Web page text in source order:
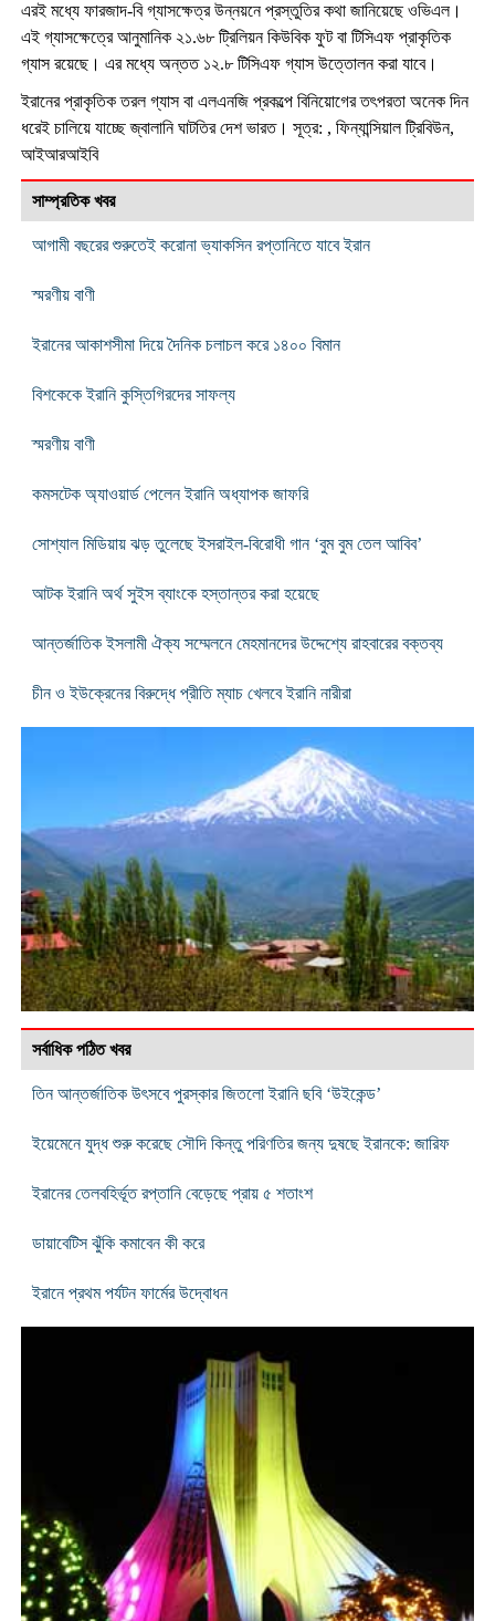
এরই মধ্যে ফারজাদ-বি গ্যাসক্ষেত্র উন্নয়নে প্রস্তুতির কথা জানিয়েছে ওভিএল।
এই গ্যাসক্ষেত্রে আনুমানিক ২১.৬৮ ট্রিলিয়ন কিউবিক ফুট বা টিসিএফ প্রাকৃতিক
গ্যাস রয়েছে। এর মধ্যে অন্তত ১২.৮ টিসিএফ গ্যাস উত্তোলন করা যাবে।
ইরানের প্রাকৃতিক তরল গ্যাস বা এলএনজি প্রকল্পে বিনিয়োগের তৎপরতা অনেক দিন
ধরেই চালিয়ে যাচ্ছে জ্বালানি ঘাটতির দেশ ভারত। সূত্র: , ফিন্যান্সিয়াল ট্রিবিউন,
আইআরআইবি
সাম্প্রতিক খবর
আগামী বছরের শুরুতেই করোনা ভ্যাকসিন রপ্তানিতে যাবে ইরান
স্মরণীয় বাণী
ইরানের আকাশসীমা দিয়ে দৈনিক চলাচল করে ১৪০০ বিমান
বিশকেকে ইরানি কুস্তিগিরদের সাফল্য
স্মরণীয় বাণী
কমসটেক অ্যাওয়ার্ড পেলেন ইরানি অধ্যাপক জাফরি
সোশ্যাল মিডিয়ায় ঝড় তুলেছে ইসরাইল-বিরোধী গান ‘বুম বুম তেল আবিব’
আটক ইরানি অর্থ সুইস ব্যাংকে হস্তান্তর করা হয়েছে
আন্তর্জাতিক ইসলামী ঐক্য সম্মেলনে মেহমানদের উদ্দেশ্যে রাহবারের বক্তব্য
চীন ও ইউক্রেনের বিরুদ্ধে প্রীতি ম্যাচ খেলবে ইরানি নারীরা
সর্বাধিক পঠিত খবর
তিন আন্তর্জাতিক উৎসবে পুরস্কার জিতলো ইরানি ছবি ‘উইকেন্ড’
ইয়েমেনে যুদ্ধ শুরু করেছে সৌদি কিন্তু পরিণতির জন্য দুষছে ইরানকে: জারিফ
ইরানের তেলবহির্ভূত রপ্তানি বেড়েছে প্রায় ৫ শতাংশ
ডায়াবেটিস ঝুঁকি কমাবেন কী করে
ইরানে প্রথম পর্যটন ফার্মের উদ্বোধন